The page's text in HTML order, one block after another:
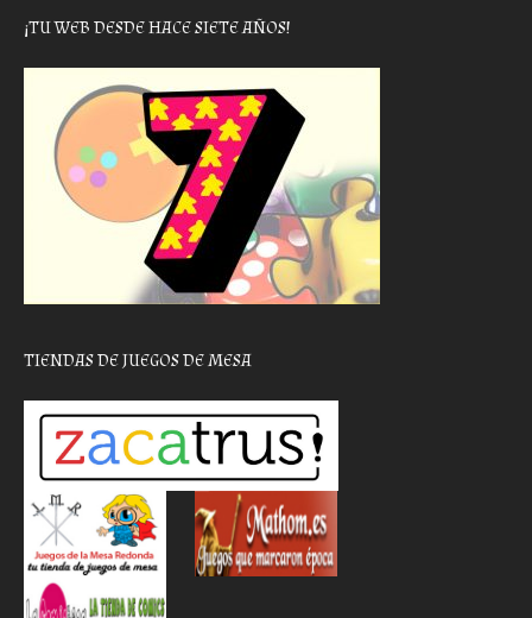
¡TU WEB DESDE HACE SIETE AÑOS!
TIENDAS DE JUEGOS DE MESA